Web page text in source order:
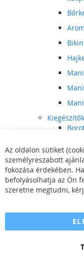
Szórakoztató
Az oldalon sütiket
személyreszabott
fokozása érdekében.
befolyásolhatja az Ön
szeretne megtudni,